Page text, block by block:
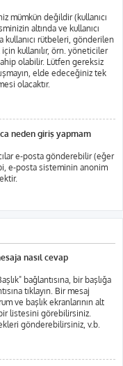
mümkün değildir (kullanıcı
altında ve kullanıcı
kullanıcı rütbeleri, gönderilen
kullanılır, örn. yöneticiler
olabilir. Lütfen gereksiz
elde edeceğiniz tek
olacaktır.
neden giriş yapmam
e-posta gönderebilir (eğer
e-posta sisteminin anonim
nasıl cevap
bağlantısına, bir başlığa
tıklayın. Bir mesaj
ve başlık ekranlarının alt
listesini görebilirsiniz.
gönderebilirsiniz, v.b.